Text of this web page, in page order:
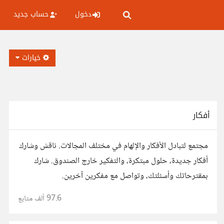
دخول حساب جديد
خيارات
أفكار
مجتمع لتبادل الأفكار والإلهام في مختلف المجالات. ناقش وشارك
أفكار جديدة، حلول مبتكرة، والتفكير خارج الصندوق. شارك
بمقترحاتك وأسئلتك، وتواصل مع مفكرين آخرين.
97.6 ألف متابع